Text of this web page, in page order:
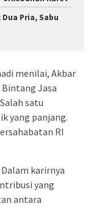
Pria, Sabu
menilai, Akbar
Jasa
satu
yang panjang.
RI
karirnya
yang
antara